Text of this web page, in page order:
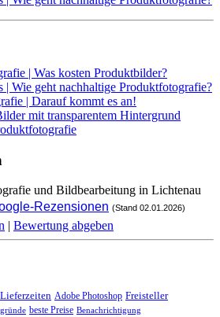
| Was kosten Produktbilder?
| Wie geht nachhaltige Produktfotografie?
| Darauf kommt es an!
mit transparentem Hintergrund
und Bildbearbeitung in Lichtenau
Rezensionen (Stand 02.01.2026)
| Bewertung abgeben
Lieferzeiten Adobe Photoshop Freisteller
beste Preise Benachrichtigung